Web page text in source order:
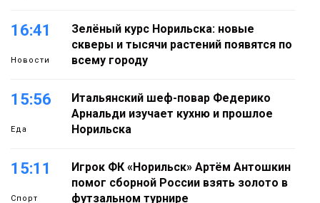
16:41
Новости
Зелёный курс Норильска: новые
скверы и тысячи растений появятся по
всему городу
15:56
Еда
Итальянский шеф-повар Федерико
Арнальди изучает кухню и прошлое
Норильска
15:11
Спорт
Игрок ФК «Норильск» Артём Антошкин
помог сборной России взять золото в
футзальном турнире